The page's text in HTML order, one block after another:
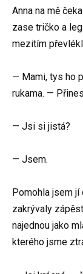
Anna na mě
zase tričko a
mezitím
— Mami, tys ho
rukama. —
— Jsi si jistá?
— Jsem.
Pomohla jsem
zakrývaly
najednou jako
kterého jsme